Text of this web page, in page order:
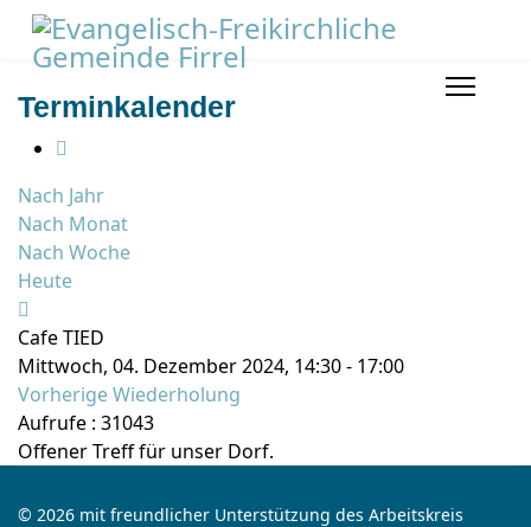
Terminkalender
Nach Jahr
Nach Monat
Nach Woche
Heute
Cafe TIED
Mittwoch, 04. Dezember 2024, 14:30 - 17:00
Vorherige Wiederholung
Aufrufe : 31043
Offener Treff für unser Dorf.
© 2026 mit freundlicher Unterstützung des Arbeitskreis